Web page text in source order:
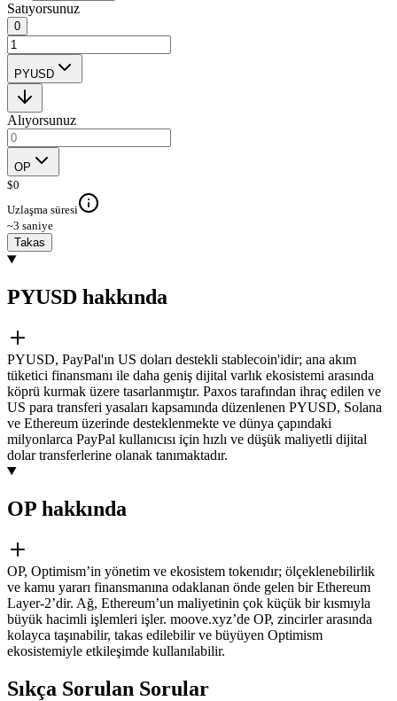
Satıyorsunuz
0
PYUSD
Alıyorsunuz
OP
$0
Uzlaşma süresi
~3 saniye
Takas
PYUSD hakkında
PYUSD, PayPal'ın US doları destekli stablecoin'idir; ana akım
tüketici finansmanı ile daha geniş dijital varlık ekosistemi arasında
köprü kurmak üzere tasarlanmıştır. Paxos tarafından ihraç edilen ve
US para transferi yasaları kapsamında düzenlenen PYUSD, Solana
ve Ethereum üzerinde desteklenmekte ve dünya çapındaki
milyonlarca PayPal kullanıcısı için hızlı ve düşük maliyetli dijital
dolar transferlerine olanak tanımaktadır.
OP hakkında
OP, Optimism’in yönetim ve ekosistem tokenıdır; ölçeklenebilirlik
ve kamu yararı finansmanına odaklanan önde gelen bir Ethereum
Layer-2’dir. Ağ, Ethereum’un maliyetinin çok küçük bir kısmıyla
büyük hacimli işlemleri işler. moove.xyz’de OP, zincirler arasında
kolayca taşınabilir, takas edilebilir ve büyüyen Optimism
ekosistemiyle etkileşimde kullanılabilir.
Sıkça Sorulan Sorular